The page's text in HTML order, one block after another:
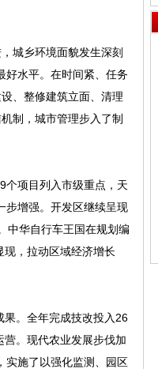
城乡环境面貌发生深刻
好水平。在时间紧、任务
、整修建筑立面、清理
制，城市管理步入了制
项目列入市级重点，天
步增强。开发区继续呈现
中华自行车王国在规划编
，拉动区域经济增长
。全年完成技改投入26
。现代农业发展步伐加
实施了以强化监测、园区